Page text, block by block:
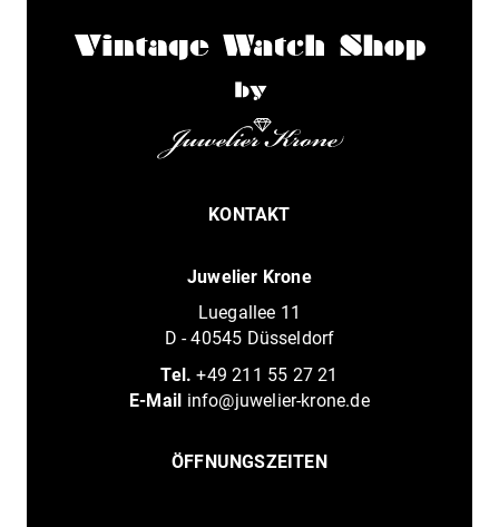
KONTAKT
Juwelier Krone
Luegallee 11
D - 40545 Düsseldorf
Tel. +49 211 55 27 21
E-Mail info@juwelier-krone.de
ÖFFNUNGSZEITEN